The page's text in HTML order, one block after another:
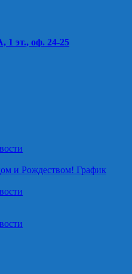
1 эт., оф. 24-25
и Рождеством! График